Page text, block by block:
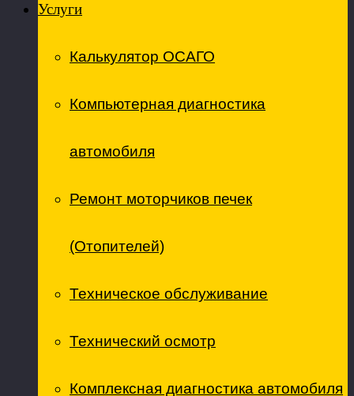
Услуги
Калькулятор ОСАГО
Компьютерная диагностика
автомобиля
Ремонт моторчиков печек
(Отопителей)
Техническое обслуживание
Технический осмотр
Комплексная диагностика автомобиля